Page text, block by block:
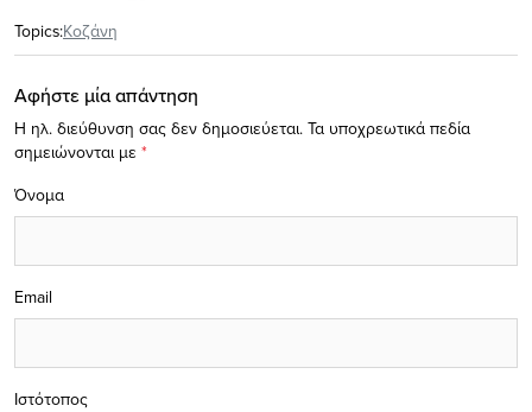
Topics:Κοζάνη
Αφήστε μία απάντηση
Η ηλ. διεύθυνση σας δεν δημοσιεύεται. Τα υποχρεωτικά πεδία
σημειώνονται με *
Όνομα
Email
Ιστότοπος